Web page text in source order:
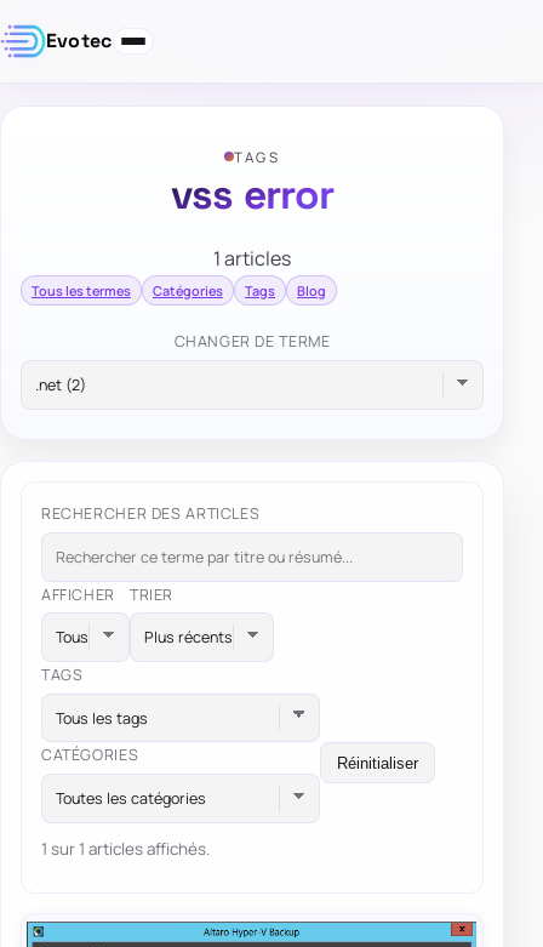
Evotec
TAGS
vss error
1 articles
Tous les termes Catégories Tags Blog
CHANGER DE TERME
RECHERCHER DES ARTICLES
AFFICHER TRIER
TAGS
Tous les tags
CATÉGORIES
Toutes les catégories
Réinitialiser
1 sur 1 articles affichés.